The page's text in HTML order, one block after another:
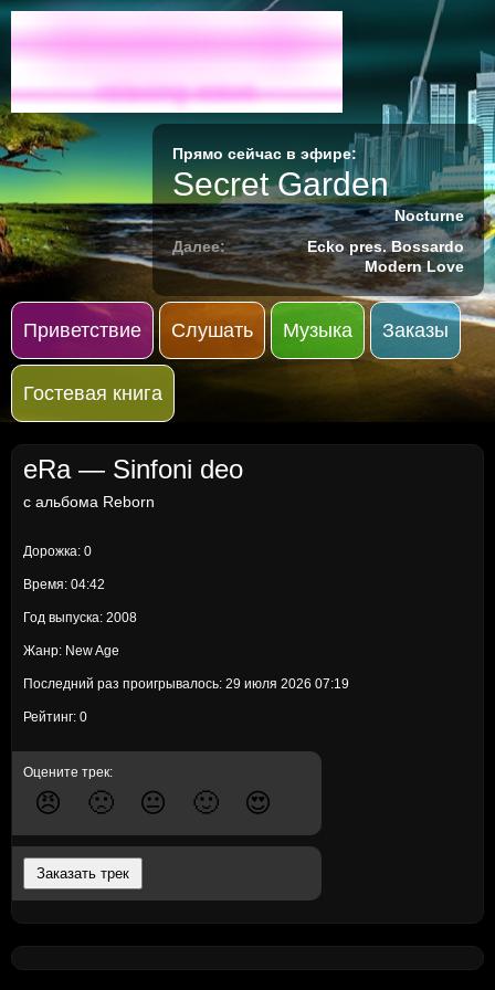
Radio-M
relaxing wave
Прямо сейчас в эфире:
Secret Garden
Nocturne
Далее:
Ecko pres. Bossardo
Modern Love
Приветствие Слушать Музыка Заказы
Гостевая книга
eRa — Sinfoni deo
с альбома Reborn
Дорожка: 0
Время: 04:42
Год выпуска: 2008
Жанр: New Age
Последний раз проигрывалось: 29 июля 2026 07:19
Рейтинг: 0
Оцените трек:
😠 🙁 😐 🙂 😍
Заказать трек